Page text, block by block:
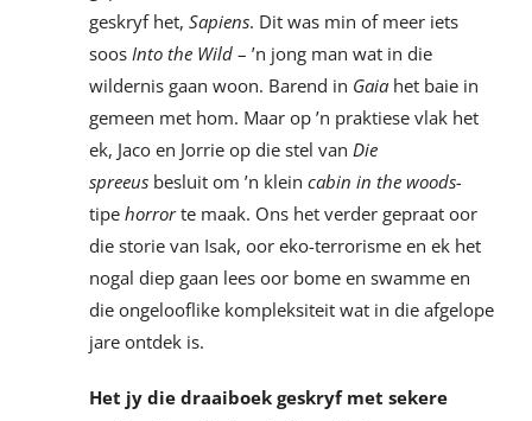
geskryf het, Sapiens. Dit was min of meer iets
soos Into the Wild– ’n jong man wat in die
wildernis gaan woon. Barend in Gaia het baie in
gemeen met hom. Maar op ’n praktiese vlak het
ek, Jaco en Jorrie op die stel van Die
spreeus besluit om ’n klein cabin in the woods-
tipe horrorte maak. Ons het verder gepraat oor
die storie van Isak, oor eko-terrorisme en ek het
nogal diep gaan lees oor bome en swamme en
die ongelooflike kompleksiteit wat in die afgelope
jare ontdek is.
Het jy die draaiboek geskryf met sekere